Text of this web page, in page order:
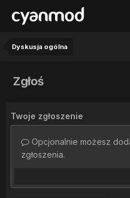
Dyskusja ogólna
Zgłoś
Twoje zgłoszenie
Opcjonalnie możesz
zgłoszenia.